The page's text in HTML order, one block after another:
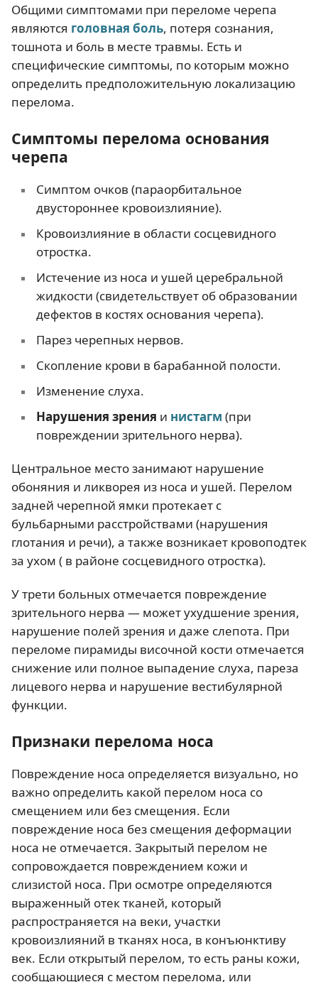
Общими симптомами при переломе черепа
являются головная боль, потеря сознания,
тошнота и боль в месте травмы. Есть и
специфические симптомы, по которым можно
определить предположительную локализацию
перелома.
Симптомы перелома основания
черепа
Симптом очков (параорбитальное
двустороннее кровоизлияние).
Кровоизлияние в области сосцевидного
отростка.
Истечение из носа и ушей церебральной
жидкости (свидетельствует об образовании
дефектов в костях основания черепа).
Парез черепных нервов.
Скопление крови в барабанной полости.
Изменение слуха.
Нарушения зрения и нистагм (при
повреждении зрительного нерва).
Центральное место занимают нарушение
обоняния и ликворея из носа и ушей. Перелом
задней черепной ямки протекает с
бульбарными расстройствами (нарушения
глотания и речи), а также возникает кровоподтек
за ухом ( в районе сосцевидного отростка).
У трети больных отмечается повреждение
зрительного нерва — может ухудшение зрения,
нарушение полей зрения и даже слепота. При
переломе пирамиды височной кости отмечается
снижение или полное выпадение слуха, пареза
лицевого нерва и нарушение вестибулярной
функции.
Признаки перелома носа
Повреждение носа определяется визуально, но
важно определить какой перелом носа со
смещением или без смещения. Если
повреждение носа без смещения деформации
носа не отмечается. Закрытый перелом не
сопровождается повреждением кожи и
слизистой носа. При осмотре определяются
выраженный отек тканей, который
распространяется на веки, участки
кровоизлияний в тканях носа, в конъюнктиву
век. Если открытый перелом, то есть раны кожи,
сообщающиеся с местом перелома, или